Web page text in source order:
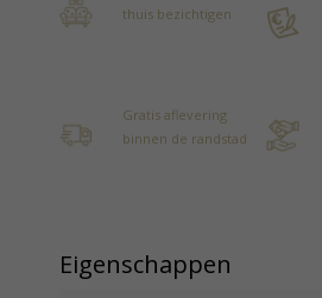
thuis bezichtigen
Gratis aflevering
binnen de randstad
Eigenschappen